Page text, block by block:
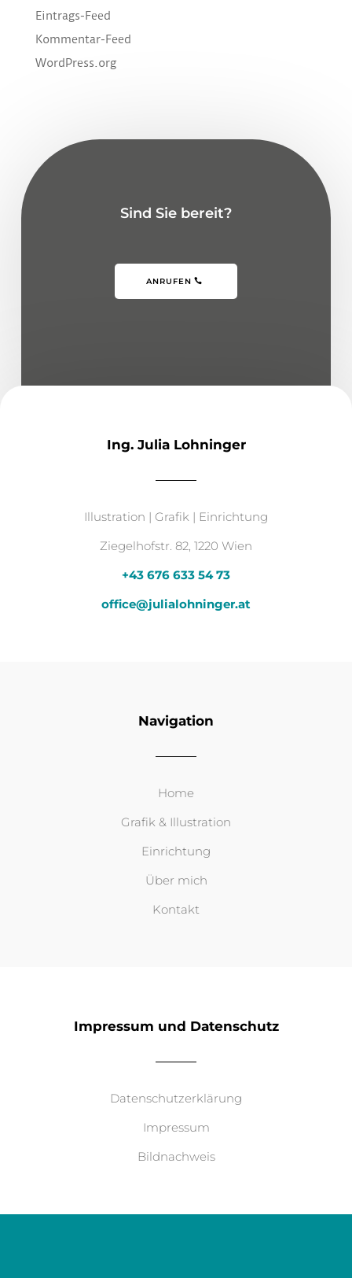
Eintrags-Feed
Kommentar-Feed
WordPress.org
Sind Sie bereit?
ANRUFEN
Ing. Julia Lohninger
Illustration | Grafik | Einrichtung
Ziegelhofstr. 82, 1220 Wien
+43 676 633 54 73
office@julialohninger.at
Navigation
Home
Grafik & Illustration
Einrichtung
Über mich
Kontakt
Impressum und Datenschutz
Datenschutzerklärung
Impressum
Bildnachweis